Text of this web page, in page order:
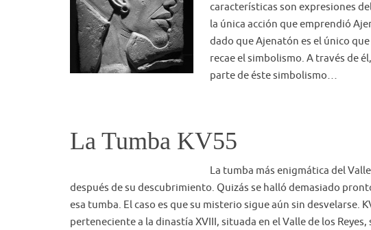
características son expresiones
la única acción que emprendió
dado que Ajenatón es el único
recae el simbolismo. A través de
parte de éste simbolismo…
La Tumba KV55
La tumba más enigmática del
después de su descubrimiento. Quizás se halló demasiado
esa tumba. El caso es que su misterio sigue aún sin desvelarse.
perteneciente a la dinastía XVIII, situada en el Valle de los